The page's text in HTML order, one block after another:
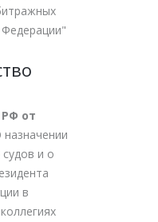
Федерации"
от
назначении
и о
в